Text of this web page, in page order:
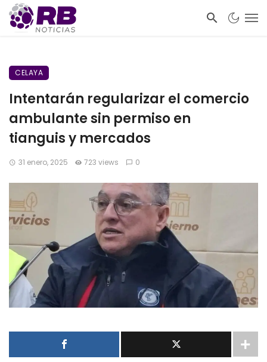
CELAYA
Intentarán regularizar el comercio
ambulante sin permiso en
tianguis y mercados
31 enero, 2025 723 views 0